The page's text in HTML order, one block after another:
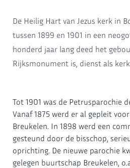
De Heilig Hart van Jezus kerk in
tussen 1899 en 1901 in een
honderd jaar lang deed het
Rijksmonument is, dienst als
Tot 1901 was de Petrusparochie
Vanaf 1875 werd er al gepleit
Breukelen. In 1898 werd een
gesteund door de bisschop,
oprichting. De nieuwe parochie
gelegen buurtschap Breukelen,